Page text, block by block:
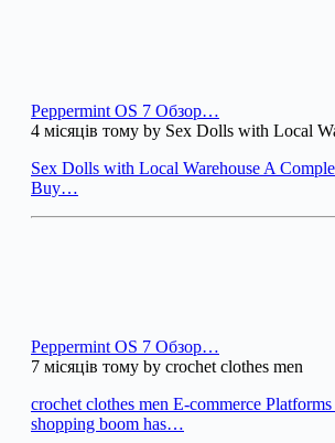
Peppermint OS 7 Обзор…
4 місяців тому by Sex Dolls with Local
Sex Dolls with Local Warehouse A
Buy…
Peppermint OS 7 Обзор…
7 місяців тому by crochet clothes men
crochet clothes men E-commerce
shopping boom has…